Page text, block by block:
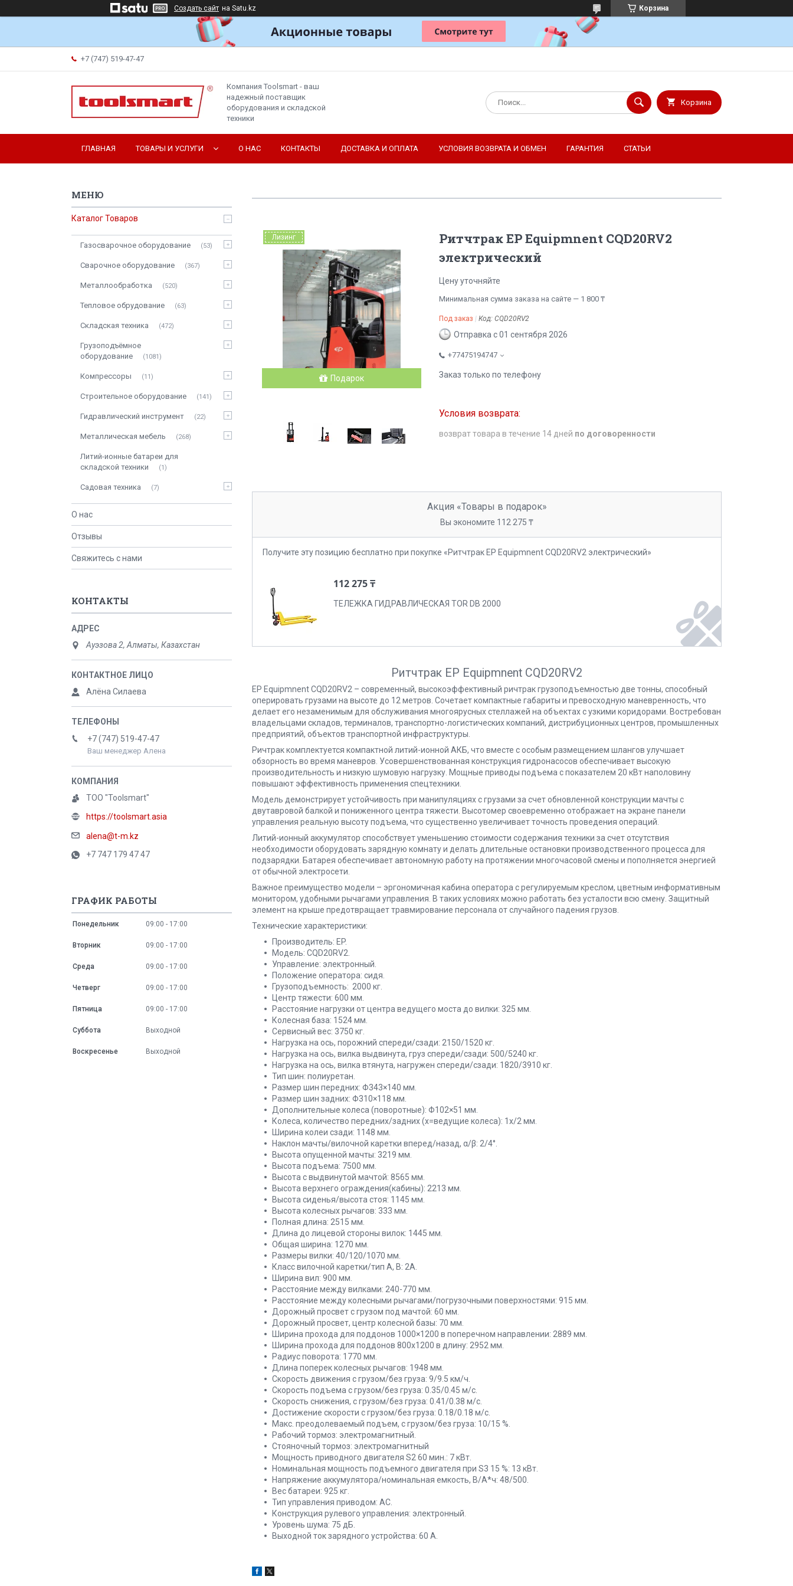
Создать сайт на Satu.kz Корзина
+7 (747) 519-47-47
Компания Toolsmart - ваш
надежный поставщик
оборудования и складской
техники
Корзина
ГЛАВНАЯ ТОВАРЫ И УСЛУГИ О НАС КОНТАКТЫ ДОСТАВКА И ОПЛАТА УСЛОВИЯ ВОЗВРАТА И ОБМЕН ГАРАНТИЯ СТАТЬИ
Подарок
Лизинг
Ритчтрак EP Equipmnent CQD20RV2
электрический
Цену уточняйте
Минимальная сумма заказа на сайте — 1 800 ₸
Под заказ Код: CQD20RV2
Отправка с 01 сентября 2026
+77475194747
Заказ только по телефону
возврат товара в течение 14 дней по договоренности
Акция «Товары в подарок»
Вы экономите 112 275 ₸
Получите эту позицию бесплатно при покупке «Ритчтрак EP Equipmnent CQD20RV2 электрический»
112 275 ₸
ТЕЛЕЖКА ГИДРАВЛИЧЕСКАЯ TOR DB 2000
Ритчтрак EP Equipmnent CQD20RV2
EP Equipmnent CQD20RV2 – современный, высокоэффективный ричтрак грузоподъемностью две тонны, способный
оперировать грузами на высоте до 12 метров. Сочетает компактные габариты и превосходную маневренность, что
делает его незаменимым для обслуживания многоярусных стеллажей на объектах с узкими коридорами. Востребован
владельцами складов, терминалов, транспортно-логистических компаний, дистрибуционных центров, промышленных
предприятий, объектов транспортной инфраструктуры.
Ричтрак комплектуется компактной литий-ионной АКБ, что вместе с особым размещением шлангов улучшает
обзорность во время маневров. Усовершенствованная конструкция гидронасосов обеспечивает высокую
производительность и низкую шумовую нагрузку. Мощные приводы подъема с показателем 20 кВт наполовину
повышают эффективность применения спецтехники.
Модель демонстрирует устойчивость при манипуляциях с грузами за счет обновленной конструкции мачты с
двутавровой балкой и пониженного центра тяжести. Высотомер своевременно отображает на экране панели
управления реальную высоту подъема, что существенно увеличивает точность проведения операций.
Литий-ионный аккумулятор способствует уменьшению стоимости содержания техники за счет отсутствия
необходимости оборудовать зарядную комнату и делать длительные остановки производственного процесса для
подзарядки. Батарея обеспечивает автономную работу на протяжении многочасовой смены и пополняется энергией
от обычной электросети.
Важное преимущество модели – эргономичная кабина оператора с регулируемым креслом, цветным информативным
монитором, удобными рычагами управления. В таких условиях можно работать без усталости всю смену. Защитный
элемент на крыше предотвращает травмирование персонала от случайного падения грузов.
Технические характеристики:
Производитель: EP.
Модель: CQD20RV2.
Управление: электронный.
Положение оператора: сидя.
Грузоподъемность: 2000 кг.
Центр тяжести: 600 мм.
Расстояние нагрузки от центра ведущего моста до вилки: 325 мм.
Колесная база: 1524 мм.
Сервисный вес: 3750 кг.
Нагрузка на ось, порожний спереди/сзади: 2150/1520 кг.
Нагрузка на ось, вилка выдвинута, груз спереди/сзади: 500/5240 кг.
Нагрузка на ось, вилка втянута, нагружен спереди/сзади: 1820/3910 кг.
Тип шин: полиуретан.
Размер шин передних: Φ343×140 мм.
Размер шин задних: Φ310×118 мм.
Дополнительные колеса (поворотные): Φ102×51 мм.
Колеса, количество передних/задних (x=ведущие колеса): 1x/2 мм.
Ширина колеи сзади: 1148 мм.
Наклон мачты/вилочной каретки вперед/назад, α/β: 2/4°.
Высота опущенной мачты: 3219 мм.
Высота подъема: 7500 мм.
Высота с выдвинутой мачтой: 8565 мм.
Высота верхнего ограждения(кабины): 2213 мм.
Высота сиденья/высота стоя: 1145 мм.
Высота колесных рычагов: 333 мм.
Полная длина: 2515 мм.
Длина до лицевой стороны вилок: 1445 мм.
Общая ширина: 1270 мм.
Размеры вилки: 40/120/1070 мм.
Класс вилочной каретки/тип A, B: 2A.
Ширина вил: 900 мм.
Расстояние между вилками: 240-770 мм.
Расстояние между колесными рычагами/погрузочными поверхностями: 915 мм.
Дорожный просвет с грузом под мачтой: 60 мм.
Дорожный просвет, центр колесной базы: 70 мм.
Ширина прохода для поддонов 1000×1200 в поперечном направлении: 2889 мм.
Ширина прохода для поддонов 800х1200 в длину: 2952 мм.
Радиус поворота: 1770 мм.
Длина поперек колесных рычагов: 1948 мм.
Скорость движения с грузом/без груза: 9/9.5 км/ч.
Скорость подъема с грузом/без груза: 0.35/0.45 м/с.
Скорость снижения, с грузом/без груза: 0.41/0.38 м/с.
Достижение скорости с грузом/без груза: 0.18/0.18 м/с.
Макс. преодолеваемый подъем, с грузом/без груза: 10/15 %.
Рабочий тормоз: электромагнитный.
Стояночный тормоз: электромагнитный
Мощность приводного двигателя S2 60 мин.: 7 кВт.
Номинальная мощность подъемного двигателя при S3 15 %: 13 кВт.
Напряжение аккумулятора/номинальная емкость, В/А*ч: 48/500.
Вес батареи: 925 кг.
Тип управления приводом: AC.
Конструкция рулевого управления: электронный.
Уровень шума: 75 дБ.
Выходной ток зарядного устройства: 60 А.
Каталог Товаров
Газосварочное оборудование 53
Сварочное оборудование 367
Металлообработка 520
Тепловое обрудование 63
Складская техника 472
Грузоподъёмное
оборудование
1081
Компрессоры 11
Строительное оборудование 141
Гидравлический инструмент 22
Металлическая мебель 268
Литий-ионные батареи для
складской техники
1
Садовая техника 7
О нас
Отзывы
Свяжитесь с нами
КОНТАКТЫ
Ауэзова 2, Алматы, Казахстан
Алёна Силаева
+7 (747) 519-47-47
Ваш менеджер Алена
ТОО "Toolsmart"
https://toolsmart.asia
alena@t-m.kz
+7 747 179 47 47
ГРАФИК РАБОТЫ
Понедельник 09:00 17:00
Вторник 09:00 17:00
Среда 09:00 17:00
Четверг 09:00 17:00
Пятница 09:00 17:00
Суббота Выходной
Воскресенье Выходной